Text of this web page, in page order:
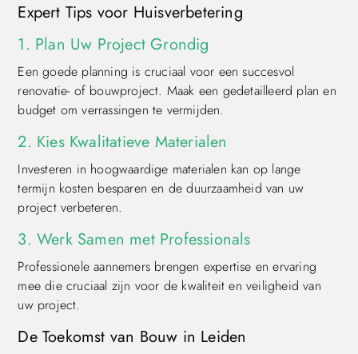
Expert Tips voor Huisverbetering
1. Plan Uw Project Grondig
Een goede planning is cruciaal voor een succesvol
renovatie- of bouwproject. Maak een gedetailleerd plan en
budget om verrassingen te vermijden.
2. Kies Kwalitatieve Materialen
Investeren in hoogwaardige materialen kan op lange
termijn kosten besparen en de duurzaamheid van uw
project verbeteren.
3. Werk Samen met Professionals
Professionele aannemers brengen expertise en ervaring
mee die cruciaal zijn voor de kwaliteit en veiligheid van
uw project.
De Toekomst van Bouw in Leiden